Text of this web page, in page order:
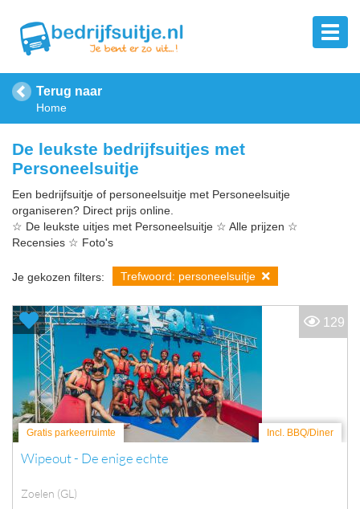
Terug naar
Home
De leukste bedrijfsuitjes met
Personeelsuitje
Een bedrijfsuitje of personeelsuitje met Personeelsuitje
organiseren? Direct prijs online.
☆ De leukste uitjes met Personeelsuitje ☆ Alle prijzen ☆
Recensies ☆ Foto's
Je gekozen filters: Trefwoord: personeelsuitje
Gratis parkeerruimte Incl. BBQ/Diner
Wipeout - De enige echte
Zoelen (GL)
129